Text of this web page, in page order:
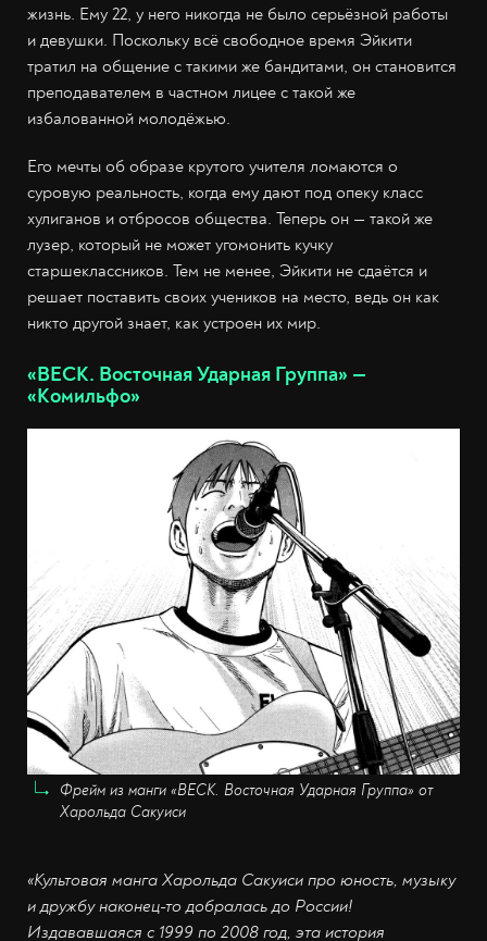
жизнь. Ему 22, у него никогда не было серьёзной работы
и девушки. Поскольку всё свободное время Эйкити
тратил на общение с такими же бандитами, он становится
преподавателем в частном лицее с такой же
избалованной молодёжью.
Его мечты об образе крутого учителя ломаются о
суровую реальность, когда ему дают под опеку класс
хулиганов и отбросов общества. Теперь он — такой же
лузер, который не может угомонить кучку
старшеклассников. Тем не менее, Эйкити не сдаётся и
решает поставить своих учеников на место, ведь он как
никто другой знает, как устроен их мир.
«BECK. Восточная Ударная Группа» —
«Комильфо»
Фрейм из манги «BECK. Восточная Ударная Группа» от
Харольда Сакуиси
«Культовая манга Харольда Сакуиси про юность, музыку
и дружбу наконец-то добралась до России!
Издававшаяся с 1999 по 2008 год, эта история